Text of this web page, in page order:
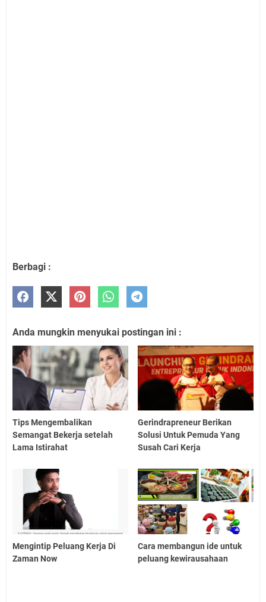
Berbagi :
Anda mungkin menyukai postingan ini :
Tips Mengembalikan
Semangat Bekerja setelah
Lama Istirahat
Gerindrapreneur Berikan
Solusi Untuk Pemuda Yang
Susah Cari Kerja
Mengintip Peluang Kerja Di
Zaman Now
Cara membangun ide untuk
peluang kewirausahaan